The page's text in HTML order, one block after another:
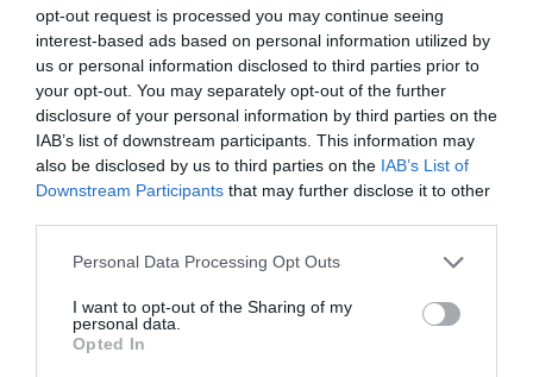
opt-out request is processed you may continue seeing
interest-based ads based on personal information utilized by
us or personal information disclosed to third parties prior to
your opt-out. You may separately opt-out of the further
disclosure of your personal information by third parties on the
IAB’s list of downstream participants. This information may
also be disclosed by us to third parties on the IAB’s List of
Downstream Participants that may further disclose it to other
Personal Data Processing Opt Outs
I want to opt-out of the Sharing of my
personal data.
Opted In
Dixine et Bambeto ont
vécu une soirée
mouvementée. Des
jeunes sont sortis
dans les rues pour brûler des pneus et manifester
contre les coupures d’électricité.
A Dixine, la manifestation située devant les locaux de
la compagnie d’électricité a rapidement été dispersée
par les forces de l’ordre mais à Hamdallaye et